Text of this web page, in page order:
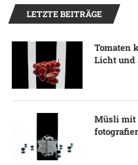
LETZTE BEITRÄGE
Tomaten
Licht und
Müsli mit